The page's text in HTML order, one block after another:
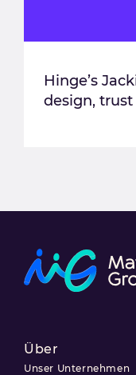
Hinge’s
design, trust
Über
Unser Unternehmen